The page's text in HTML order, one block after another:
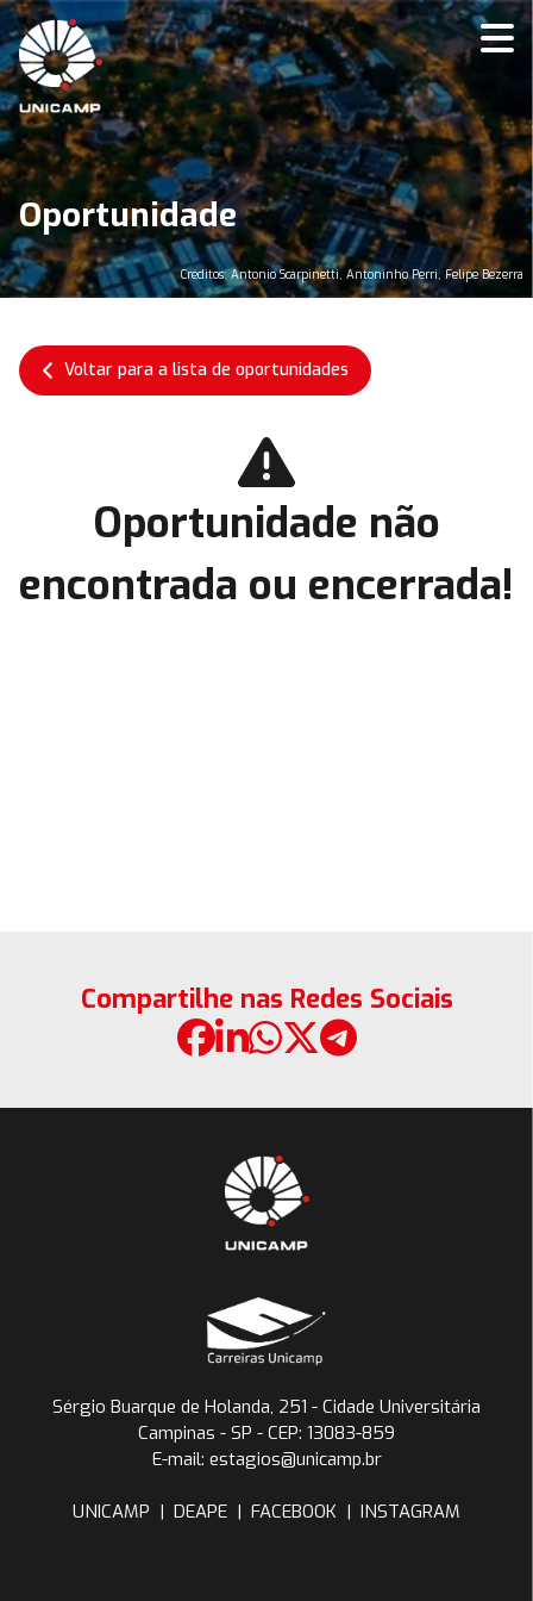
Oportunidade
Créditos: Antonio Scarpinetti, Antoninho Perri, Felipe Bezerra
Voltar para a lista de oportunidades
Oportunidade não
encontrada ou encerrada!
Compartilhe nas Redes Sociais
Sérgio Buarque de Holanda, 251 - Cidade Universitária
Campinas - SP - CEP: 13083-859
E-mail: estagios@unicamp.br
UNICAMP | DEAPE | FACEBOOK | INSTAGRAM